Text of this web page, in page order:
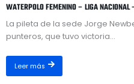
WATERPOLO FEMENINO – LIGA NACIONAL
La pileta de la sede Jorge
punteros, que tuvo victoria...
Leer más